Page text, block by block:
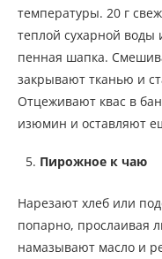
температуры. 20 г
теплой сухарной воды
пенная шапка.
закрывают тканью и
Отцеживают квас в
изюмин и оставляют
Пирожное к чаю
Нарезают хлеб или
попарно, прослаивая
намазывают масло и